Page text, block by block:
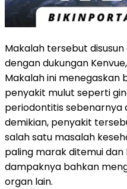
Makalah tersebut
dengan dukungan Kenvue,
Makalah ini menegaskan
penyakit mulut seperti
periodontitis sebenarnya
demikian, penyakit
salah satu masalah
paling marak ditemui
dampaknya bahkan
organ lain.